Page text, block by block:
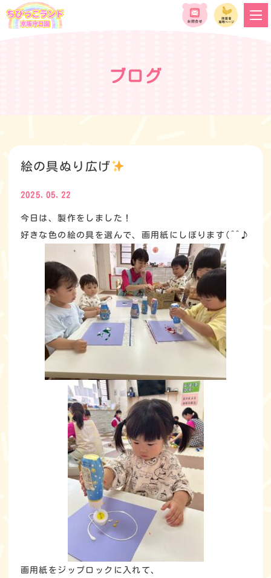
ブログ
絵の具ぬり広げ
2025.05.22
今日は、製作をしました！
好きな色の絵の具を選んで、画用紙にしぼります(^^♪
画用紙をジップロックに入れて、